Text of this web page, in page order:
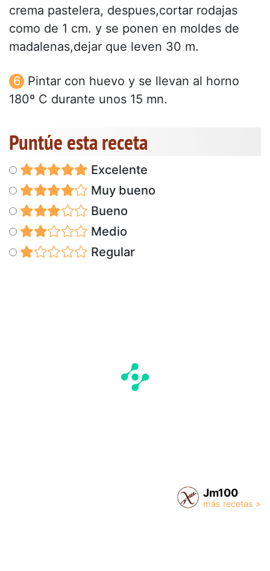
crema pastelera, despues,cortar rodajas
como de 1 cm. y se ponen en moldes de
madalenas,dejar que leven 30 m.
Pintar con huevo y se llevan al horno
180º C durante unos 15 mn.
Puntúe esta receta
Excelente
Muy bueno
Bueno
Medio
Regular
Jm100